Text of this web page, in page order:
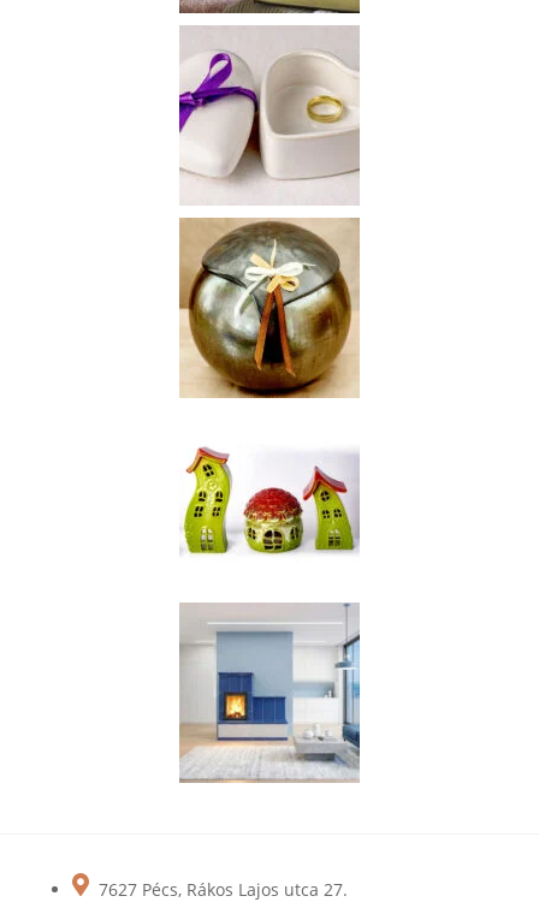
7627 Pécs, Rákos Lajos utca 27.